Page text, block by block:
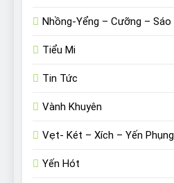
Nhồng-Yểng – Cưỡng – Sáo
Tiểu Mi
Tin Tức
Vành Khuyên
Vẹt- Két – Xích – Yến Phụng
Yến Hót